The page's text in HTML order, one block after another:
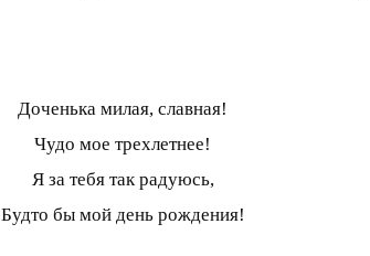
Доченька милая, славная!
Чудо мое трехлетнее!
Я за тебя так радуюсь,
Будто бы мой день рождения!